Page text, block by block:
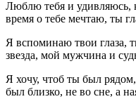
Люблю тебя и удивляюсь,
время о тебе мечтаю, ты
Я вспоминаю твои глаза,
звезда, мой мужчина и
Я хочу, чтоб ты был
был близко, не во сне, а